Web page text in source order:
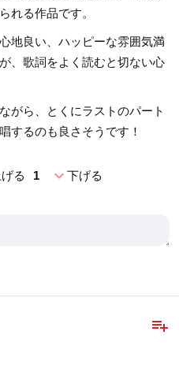
れる作品です。
地良い、ハッピーな雰囲気満
、歌詞をよく読むと切ない心
がら、とくにラストのパート
するのも良さそうです！
る 1 expand_more下げる
playlist_add